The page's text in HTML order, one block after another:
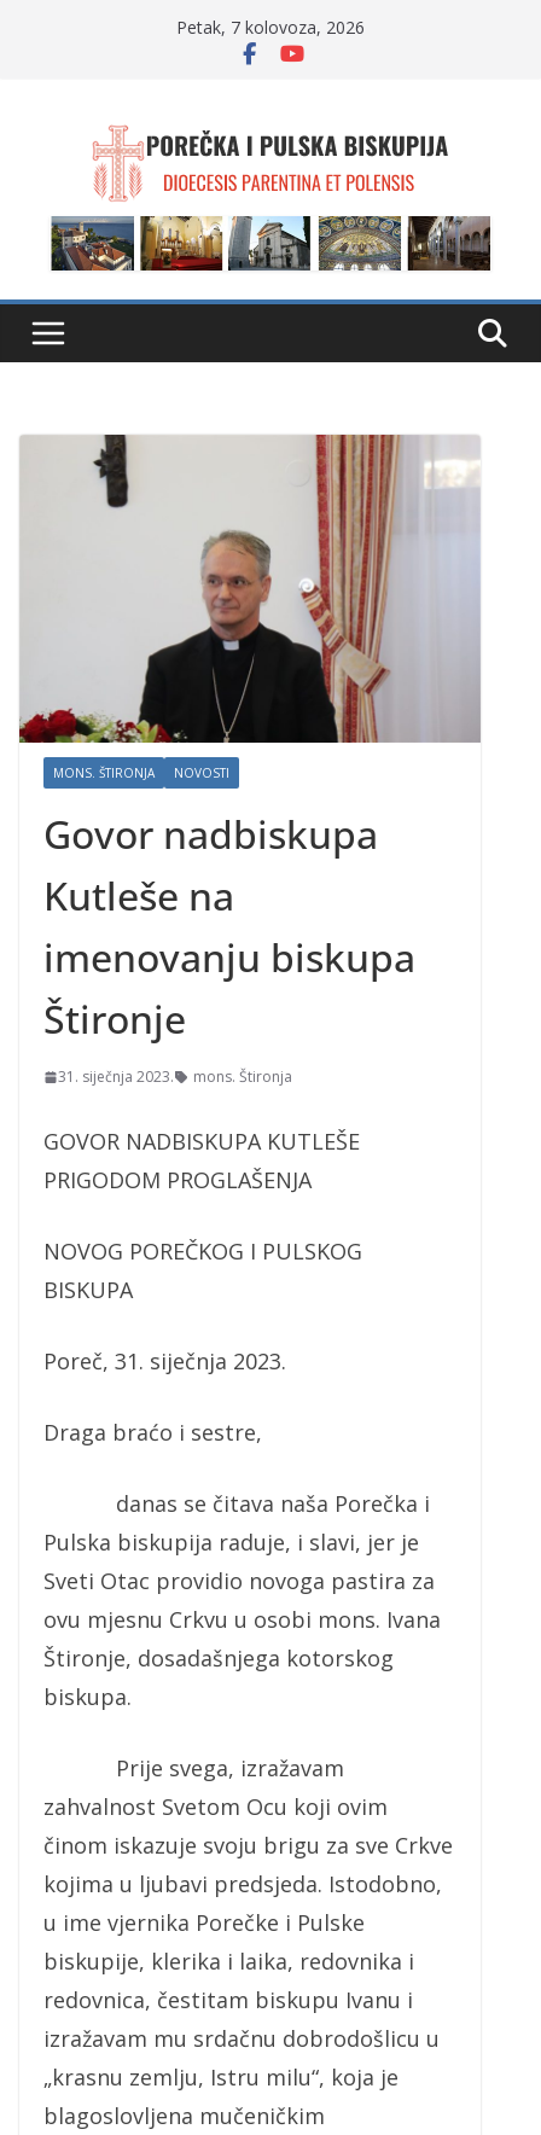
Petak, 7 kolovoza, 2026
MONS. ŠTIRONJA NOVOSTI
Govor nadbiskupa
Kutleše na
imenovanju biskupa
Štironje
31. siječnja 2023. mons. Štironja
GOVOR NADBISKUPA KUTLEŠE
PRIGODOM PROGLAŠENJA
NOVOG POREČKOG I PULSKOG
BISKUPA
Poreč, 31. siječnja 2023.
Draga braćo i sestre,
danas se čitava naša Porečka i
Pulska biskupija raduje, i slavi, jer je
Sveti Otac providio novoga pastira za
ovu mjesnu Crkvu u osobi mons. Ivana
Štironje, dosadašnjega kotorskog
biskupa.
Prije svega, izražavam
zahvalnost Svetom Ocu koji ovim
činom iskazuje svoju brigu za sve Crkve
kojima u ljubavi predsjeda. Istodobno,
u ime vjernika Porečke i Pulske
biskupije, klerika i laika, redovnika i
redovnica, čestitam biskupu Ivanu i
izražavam mu srdačnu dobrodošlicu u
„krasnu zemlju, Istru milu“, koja je
blagoslovljena mučeničkim